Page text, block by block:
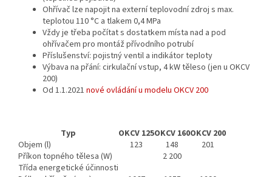
Ohřívač lze napojit na externí teplovodní zdroj s max.
teplotou 110 °C a tlakem 0,4 MPa
Vždy je třeba počítat s dostatkem místa nad a pod
ohřívačem pro montáž přívodního potrubí
Příslušenství: pojistný ventil a indikátor teploty
Výbava na přání: cirkulační vstup, 4 kW těleso (jen u OKCV
200)
Od 1.1.2021 nové ovládání u modelu OKCV 200
Typ OKCV 125OKCV 160OKCV 200
Objem (l)
123 148
201
Příkon topného tělesa (W)
2 200
Třída energetické účinnosti